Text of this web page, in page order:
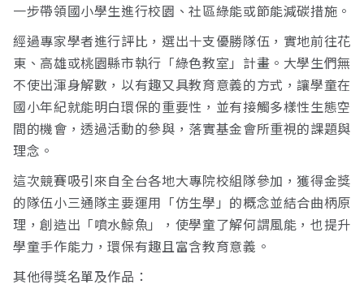
一步帶領國小學生進行校園、社區綠能或節能減碳措施。
經過專家學者進行評比，選出十支優勝隊伍，實地前往花
東、高雄或桃園縣市執行「綠色教室」計畫。大學生們無
不使出渾身解數，以有趣又具教育意義的方式，讓學童在
國小年紀就能明白環保的重要性，並有接觸多樣性生態空
間的機會，透過活動的參與，落實基金會所重視的課題與
理念。
這次競賽吸引來自全台各地大專院校組隊參加，獲得金獎
的隊伍小三通隊主要運用「仿生學」的概念並結合曲柄原
理，創造出「噴水鯨魚」，使學童了解何謂風能，也提升
學童手作能力，環保有趣且富含教育意義。
其他得獎名單及作品：